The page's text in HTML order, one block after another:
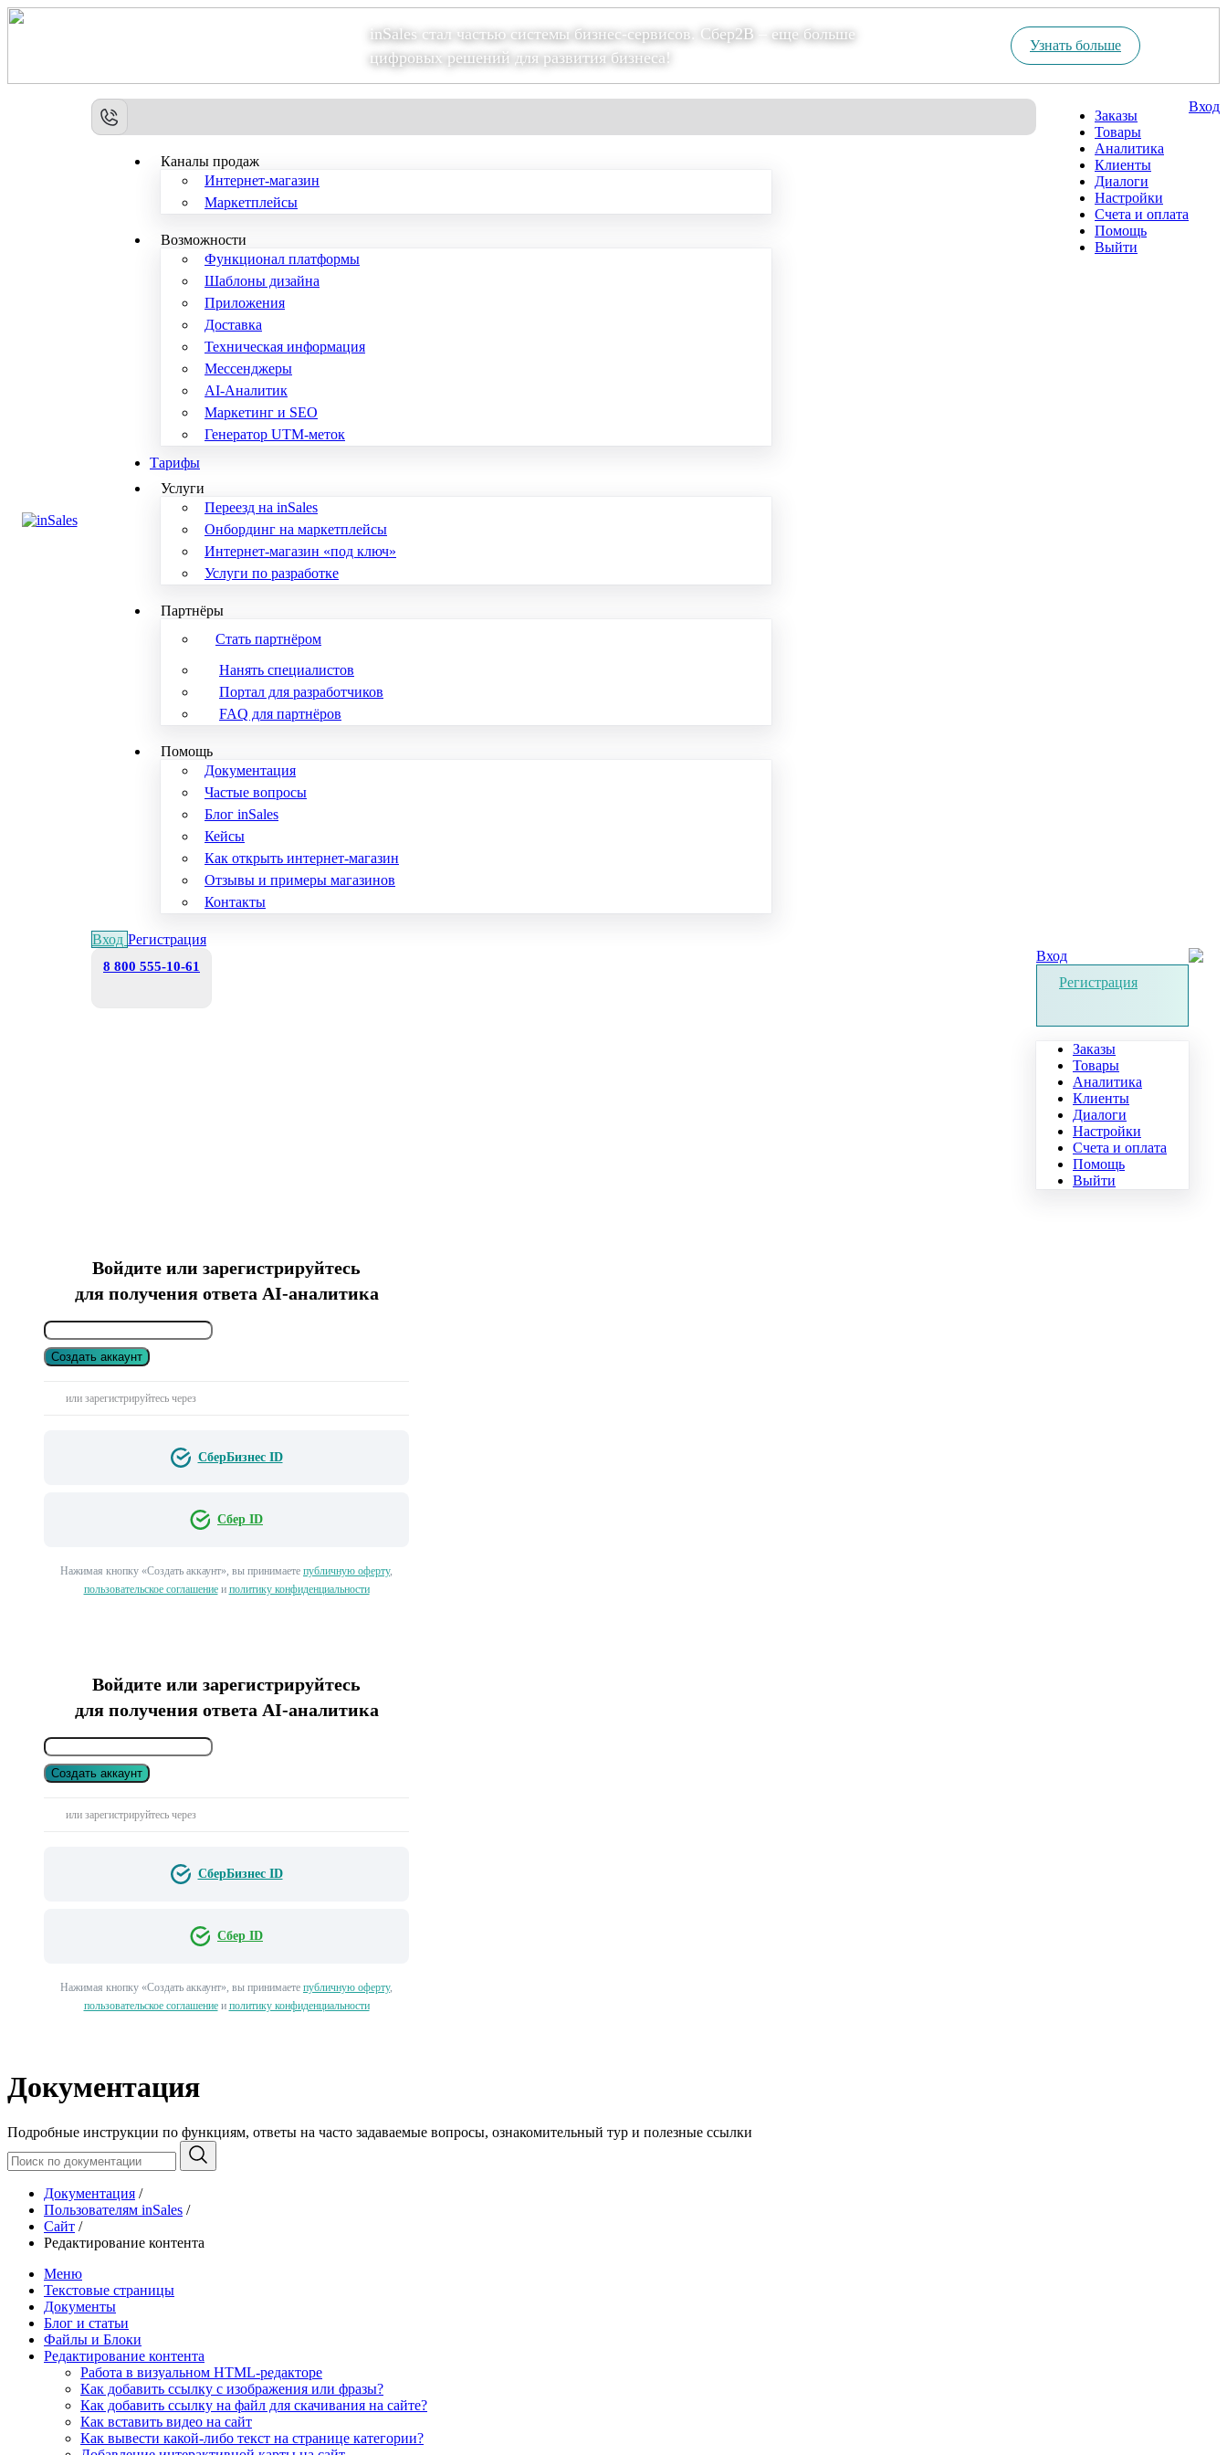
inSales стал частью системы бизнес-сервисов. Сбер2В – еще больше
цифровых решений для развития бизнеса!
Узнать больше
Каналы продаж
Интернет-магазин
Маркетплейсы
Возможности
Функционал платформы
Шаблоны дизайна
Приложения
Доставка
Техническая информация
Мессенджеры
AI-Аналитик
Маркетинг и SEO
Генератор UTM-меток
Тарифы
Услуги
Переезд на inSales
Онбординг на маркетплейсы
Интернет-магазин «под ключ»
Услуги по разработке
Партнёры
Стать партнёром
Нанять специалистов
Портал для разработчиков
FAQ для партнёров
Помощь
Документация
Частые вопросы
Блог inSales
Кейсы
Как открыть интернет-магазин
Отзывы и примеры магазинов
Контакты
Вход Регистрация
Заказы
Товары
Аналитика
Клиенты
Диалоги
Настройки
Счета и оплата
Помощь
Выйти
Вход
8 800 555-10-61
Вход
Регистрация
Заказы
Товары
Аналитика
Клиенты
Диалоги
Настройки
Счета и оплата
Помощь
Выйти
Войдите или зарегистрируйтесь
для получения ответа AI-аналитика
Создать аккаунт
или зарегистрируйтесь через
СберБизнес ID
Сбер ID
Нажимая кнопку «Создать аккаунт», вы принимаете публичную оферту,
пользовательское соглашениеи политику конфиденциальности
Войдите или зарегистрируйтесь
для получения ответа AI-аналитика
Создать аккаунт
или зарегистрируйтесь через
СберБизнес ID
Сбер ID
Нажимая кнопку «Создать аккаунт», вы принимаете публичную оферту,
пользовательское соглашениеи политику конфиденциальности
Документация
Подробные инструкции по функциям, ответы на часто задаваемые вопросы, ознакомительный тур и полезные ссылки
Документация /
Пользователям inSales /
Сайт /
Редактирование контента
Меню
Текстовые страницы
Документы
Блог и статьи
Файлы и Блоки
Редактирование контента
Работа в визуальном HTML-редакторе
Как добавить ссылку с изображения или фразы?
Как добавить ссылку на файл для скачивания на сайте?
Как вставить видео на сайт
Как вывести какой-либо текст на странице категории?